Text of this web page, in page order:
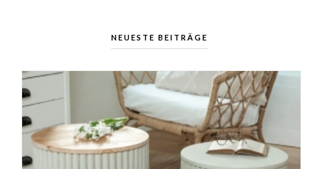
NEUESTE BEITRÄGE